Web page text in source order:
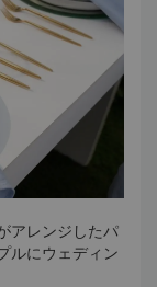
アレンジしたパ
ルにウェディン